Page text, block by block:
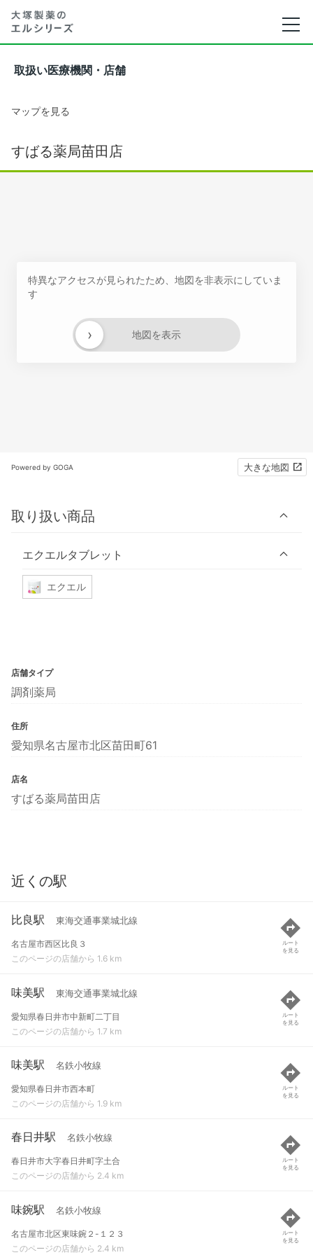
取扱い医療機関・店舗
マップを見る
すばる薬局苗田店
特異なアクセスが見られたため、地図を非表示にしていま
す
地図を表示
›
Powered by GOGA 大きな地図
取り扱い商品
エクエルタブレット
エクエル
店舗タイプ
調剤薬局
住所
愛知県名古屋市北区苗田町61
店名
すばる薬局苗田店
近くの駅
比良駅 東海交通事業城北線
名古屋市西区比良３
このページの店舗から 1.6 km
ルート
を見る
味美駅 東海交通事業城北線
愛知県春日井市中新町二丁目
このページの店舗から 1.7 km
ルート
を見る
味美駅 名鉄小牧線
愛知県春日井市西本町
このページの店舗から 1.9 km
ルート
を見る
春日井駅 名鉄小牧線
春日井市大字春日井町字土合
このページの店舗から 2.4 km
ルート
を見る
味鋺駅 名鉄小牧線
名古屋市北区東味鋺２-１２３
このページの店舗から 2.4 km
ルート
を見る